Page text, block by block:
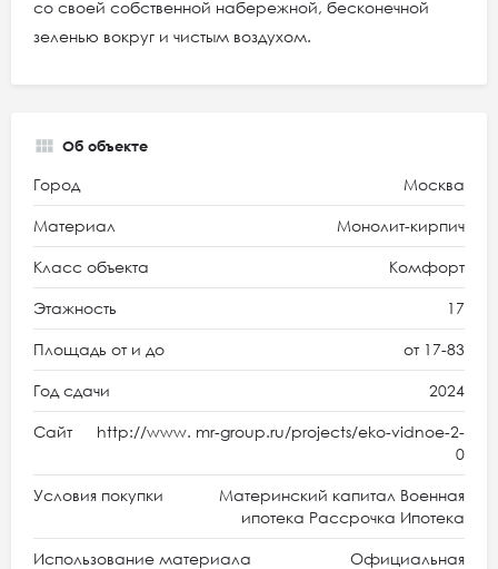
со своей собственной набережной, бесконечной
зеленью вокруг и чистым воздухом.
Об объекте
Город Москва
Материал Монолит-кирпич
Класс объекта Комфорт
Этажность 17
Площадь от и до от 17-83
Год сдачи 2024
Сайт
http://www. mr-group.ru/projects/eko-vidnoe-2-
0
Условия покупки
Материнский капитал Военная
ипотека Рассрочка Ипотека
Использование материала
Официальная